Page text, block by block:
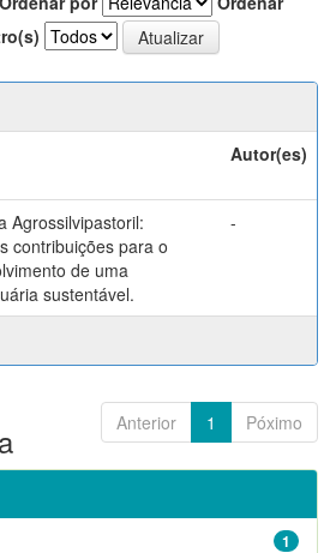
Autor(es)
Agrossilvipastoril:
contribuições para o
de uma
sustentável.
-
Anterior 1 Póximo
1